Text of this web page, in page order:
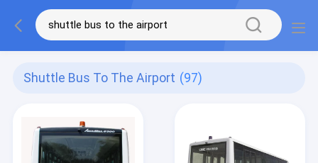
Shuttle Bus To The Airport (97)